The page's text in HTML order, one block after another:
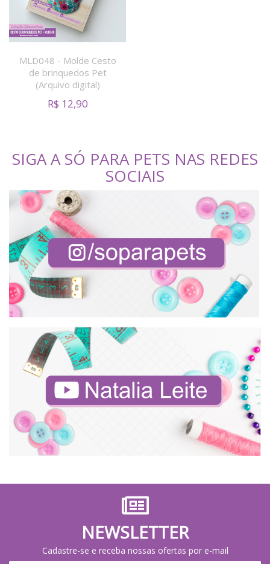
MLD048 - Molde Cesto
de brinquedos Pet
(Arquivo digital)
R$ 12,90
SIGA A SÓ PARA PETS NAS REDES
SOCIAIS
NEWSLETTER
Cadastre-se e receba nossas ofertas por e-mail